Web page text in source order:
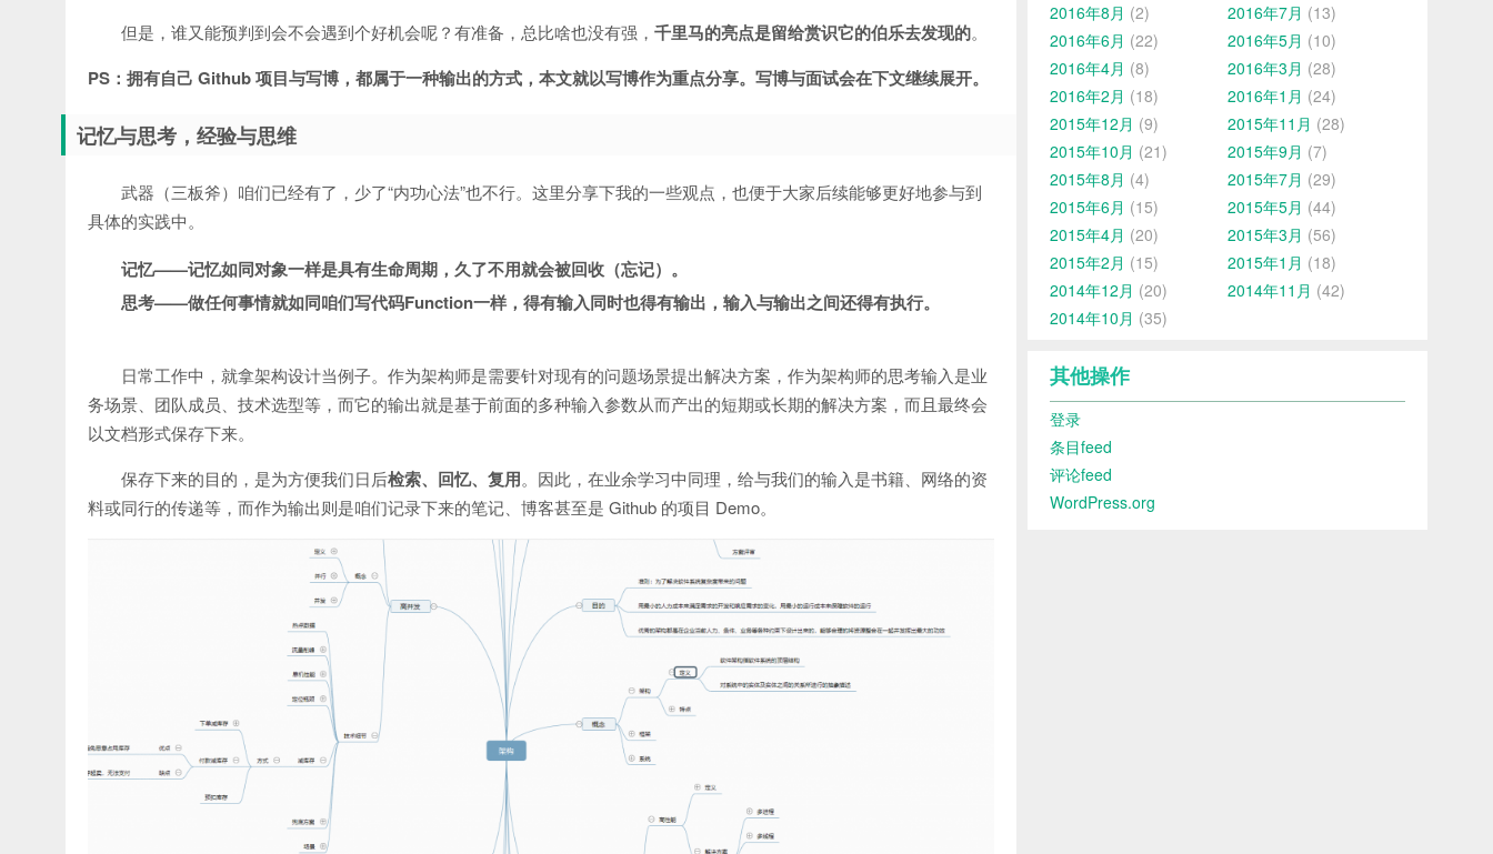
但是，谁又能预判到会不会遇到个好机会呢？有准备，总比啥也没有强， 千里马的亮点是留给赏识它的伯乐去发现的。
PS：拥有自己 Github 项目与写博，都属于一种输出的方式，本文就以写博作为重点分享。写博与面试会在下文继续展开。
记忆与思考，经验与思维
武器（三板斧）咱们已经有了，少了“内功心法”也不行。这里分享下我的一些观点，也便于大家后续能够更好地参与到
具体的实践中。
记忆——记忆如同对象一样是具有生命周期，久了不用就会被回收（忘记）。
思考——做任何事情就如同咱们写代码Function一样，得有输入同时也得有输出，输入与输出之间还得有执行。
日常工作中，就拿架构设计当例子。作为架构师是需要针对现有的问题场景提出解决方案，作为架构师的思考输入是业
务场景、团队成员、技术选型等，而它的输出就是基于前面的多种输入参数从而产出的短期或长期的解决方案，而且最终会
以文档形式保存下来。
保存下来的目的，是为方便我们日后检索、回忆、复用。因此，在业余学习中同理，给与我们的输入是书籍、网络的资
料或同行的传递等，而作为输出则是咱们记录下来的笔记、博客甚至是 Github 的项目 Demo。
2016年8月 (2) 2016年7月 (13)
2016年6月 (22) 2016年5月 (10)
2016年4月 (8) 2016年3月 (28)
2016年2月 (18) 2016年1月 (24)
2015年12月 (9) 2015年11月 (28)
2015年10月 (21) 2015年9月 (7)
2015年8月 (4) 2015年7月 (29)
2015年6月 (15) 2015年5月 (44)
2015年4月 (20) 2015年3月 (56)
2015年2月 (15) 2015年1月 (18)
2014年12月 (20) 2014年11月 (42)
2014年10月 (35)
其他操作
登录
条目feed
评论feed
WordPress.org